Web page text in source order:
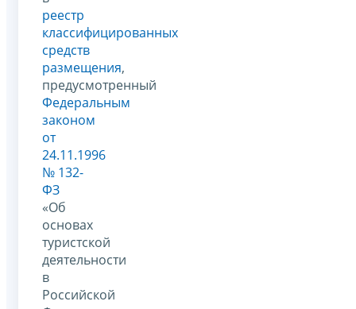
реестр
классифицированных
средств
размещения,
предусмотренный
Федеральным
законом
от
24.11.1996
№ 132-
ФЗ
«Об
основах
туристской
деятельности
в
Российской